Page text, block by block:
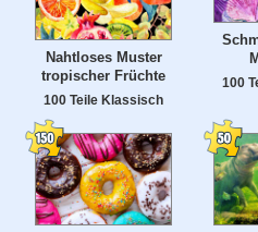
Nahtloses Muster
tropischer Früchte
100 Teile Klassisch
100